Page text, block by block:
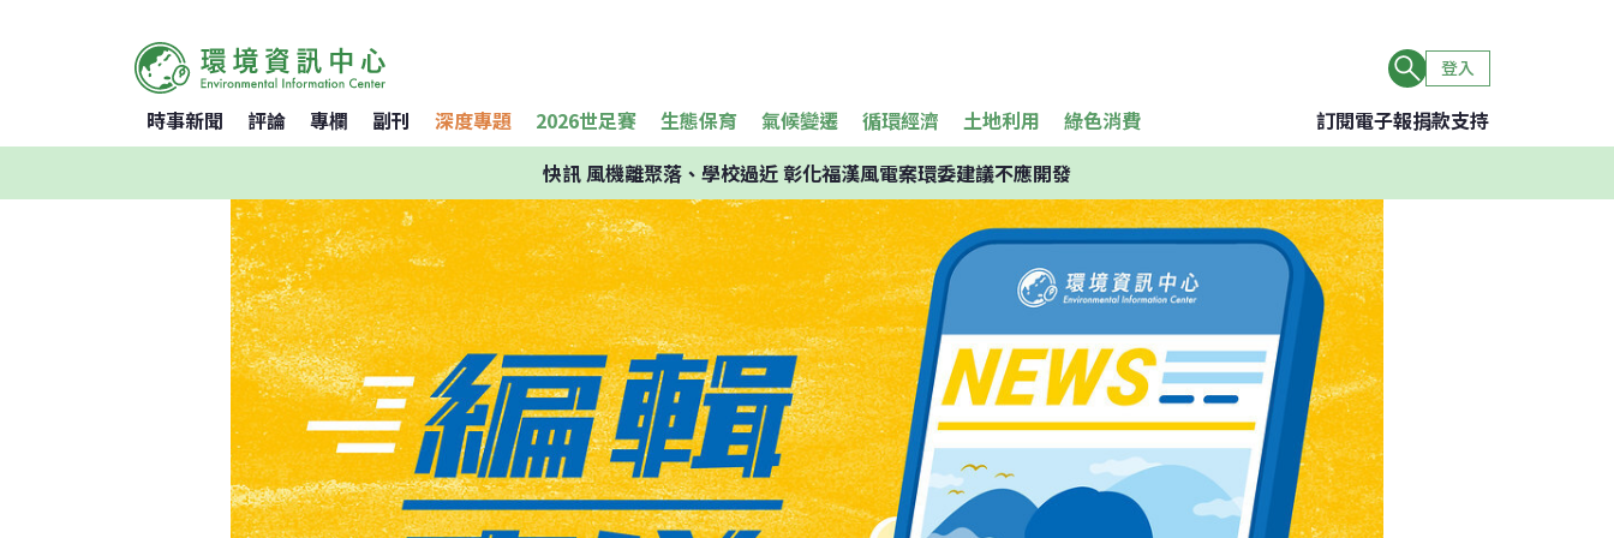
登入
時事新聞 評論 專欄 副刊 深度專題 2026世足賽 生態保育 氣候變遷 循環經濟 土地利用 綠色消費 訂閱電子報捐款支持
快訊風機離聚落、學校過近 彰化福漢風電案環委建議不應開發